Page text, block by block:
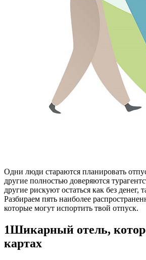
Oдни люди стараются планировать
другие полностью доверяются
другие рискуют остаться как без денег,
Разбираем пять наиболее
которые могут испортить твой отпуск.
1Шикарный отель,
картах